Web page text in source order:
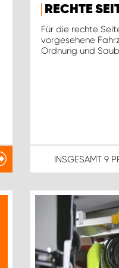
RECHTE
Für die rechte
vorgesehene
Ordnung und
INSGESAMT9